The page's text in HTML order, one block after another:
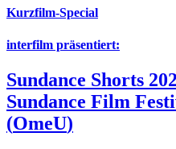
Kurzfilm-Special
interfilm präsentiert:
Sundance Shorts
Sundance Film
(OmeU)